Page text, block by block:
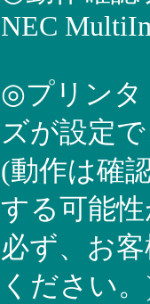
NEC
◎プリンタ
ズが設定
(動作は確
する可能
必ず、お
ください